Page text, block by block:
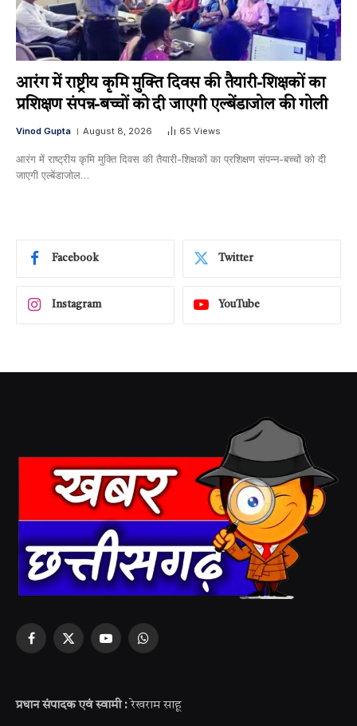
आरंग में राष्ट्रीय कृमि मुक्ति दिवस की तैयारी-शिक्षकों का
प्रशिक्षण संपन्न-बच्चों को दी जाएगी एल्बेंडाजोल की गोली
Vinod Gupta August 8, 2026 65 Views
आरंग में राष्ट्रीय कृमि मुक्ति दिवस की तैयारी-शिक्षकों का प्रशिक्षण संपन्न-बच्चों को दी
जाएगी एल्बेंडाजोल…
Facebook Twitter
Instagram YouTube
Facebook
X
YouTubeWhatsApp
प्रधान संपादक एवं स्वामी : रेखराम साहू